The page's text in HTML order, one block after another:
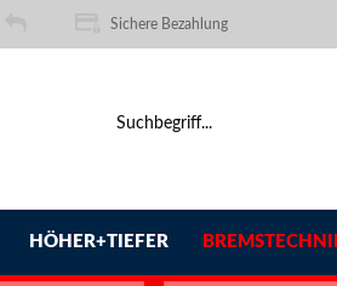
Sichere Bezahlung
HÖHER+TIEFER